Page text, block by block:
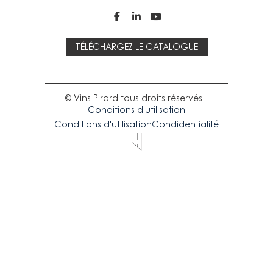
  
TÉLÉCHARGEZ LE CATALOGUE
© Vins Pirard tous droits réservés -
Conditions d'utilisation
Conditions d'utilisationCondidentialité